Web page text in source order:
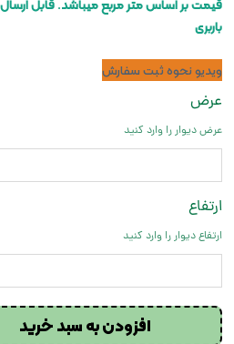
قیمت بر اساس متر مربع میباشد. قابل
باربری
ویدیو نحوه ثبت سفارش
عرض
عرض دیوار را وارد کنید
ارتفاع
ارتفاع دیوار را وارد کنید
افزودن به سبد خرید